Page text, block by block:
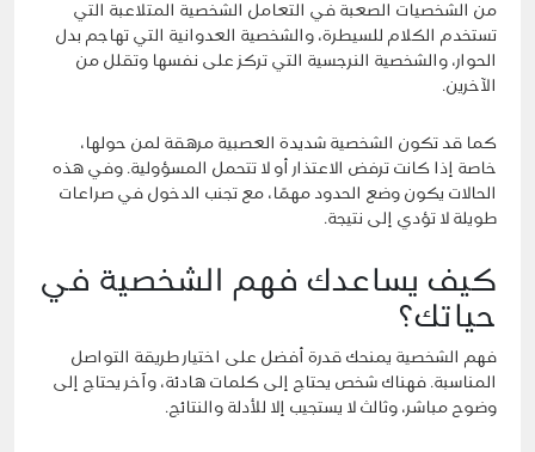
من الشخصيات الصعبة في التعامل الشخصية المتلاعبة التي
تستخدم الكلام للسيطرة، والشخصية العدوانية التي تهاجم بدل
الحوار، والشخصية النرجسية التي تركز على نفسها وتقلل من
الآخرين.
كما قد تكون الشخصية شديدة العصبية مرهقة لمن حولها،
خاصة إذا كانت ترفض الاعتذار أو لا تتحمل المسؤولية. وفي هذه
الحالات يكون وضع الحدود مهمًا، مع تجنب الدخول في صراعات
طويلة لا تؤدي إلى نتيجة.
كيف يساعدك فهم الشخصية في
حياتك؟
فهم الشخصية يمنحك قدرة أفضل على اختيار طريقة التواصل
المناسبة. فهناك شخص يحتاج إلى كلمات هادئة، وآخر يحتاج إلى
وضوح مباشر، وثالث لا يستجيب إلا للأدلة والنتائج.